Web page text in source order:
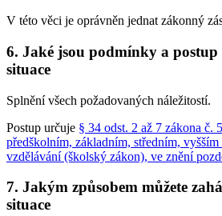
V této věci je oprávněn jednat zákonný
6. Jaké jsou podmínky a
situace
Splnění všech požadovaných náležitostí.
Postup určuje § 34 odst. 2 až 7 zákona č.
předškolním, základním, středním,
vzdělávání (školský zákon), ve znění
7. Jakým způsobem můžete
situace